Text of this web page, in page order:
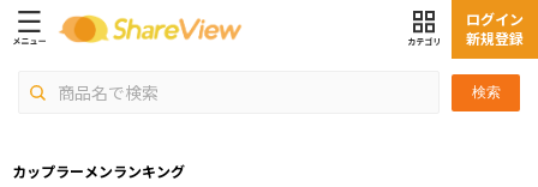
検索
ログイン
新規登録
カップラーメンランキング